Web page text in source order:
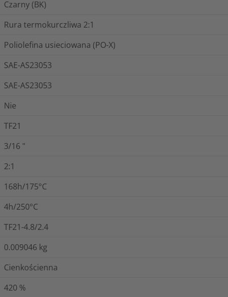
Czarny (BK)
Rura termokurczliwa 2:1
Poliolefina usieciowana (PO-X)
SAE-AS23053
SAE-AS23053
Nie
TF21
3/16 "
2:1
168h/175°C
4h/250°C
TF21-4.8/2.4
0.009046 kg
Cienkościenna
420 %